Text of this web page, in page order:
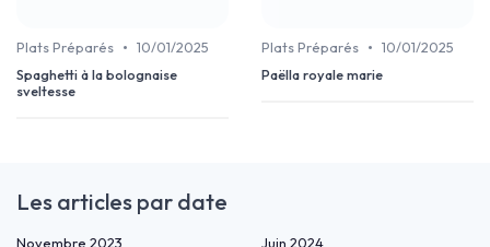
Plats Préparés • 10/01/2025
Spaghetti à la bolognaise
sveltesse
Plats Préparés • 10/01/2025
Paëlla royale marie
Les articles par date
Novembre 2023
Juin 2024